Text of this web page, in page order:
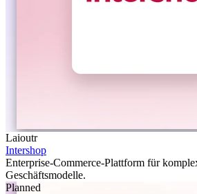
Laioutr
Intershop
Enterprise-Commerce-Plattform für
Geschäftsmodelle.
Planned